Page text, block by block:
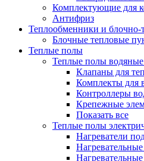
Комплектующие для
Антифриз
Теплообменники и
Блочные тепловые
Теплые полы
Теплые полы водяные
Клапаны для
Комплекты для
Контроллеры
Крепежные
Показать все
Теплые полы
Нагреватели